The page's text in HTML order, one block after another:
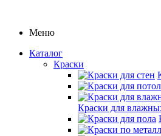
Меню
Каталог
Краски
Краски для